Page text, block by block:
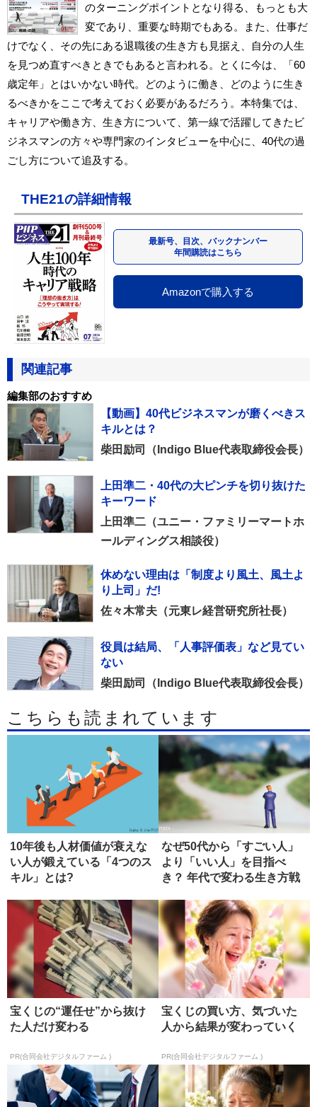
のターニングポイントとなり得る、もっとも大
変であり、重要な時期でもある。また、仕事だ
けでなく、その先にある退職後の生き方も見据え、自分の人生
を見つめ直すべきときでもあると言われる。とくに今は、「60
歳定年」とはいかない時代。どのように働き、どのように生き
るべきかをここで考えておく必要があるだろう。本特集では、
キャリアや働き方、生き方について、第一線で活躍してきたビ
ジネスマンの方々や専門家のインタビューを中心に、40代の過
ごし方について追及する。
THE21の詳細情報
最新号、目次、バックナンバー
年間購読はこちら
Amazonで購入する
関連記事
編集部のおすすめ
【動画】40代ビジネスマンが磨くべきス
キルとは？
柴田励司（Indigo Blue代表取締役会長）
上田準二・40代の大ピンチを切り抜けた
キーワード
上田準二（ユニー・ファミリーマートホ
ールディングス相談役）
休めない理由は「制度より風土、風土よ
り上司」だ!
佐々木常夫（元東レ経営研究所社長）
役員は結局、「人事評価表」など見てい
ない
柴田励司（Indigo Blue代表取締役会長）
こちらも読まれています
10年後も人材価値が衰えな
い人が鍛えている「4つのス
キル」とは?
なぜ50代から「すごい人」
より「いい人」を目指べ
き？ 年代で変わる生き方戦
宝くじの“運任せ”から抜け
た人だけ変わる
PR(合同会社デジタルファーム )
宝くじの買い方、気づいた
人から結果が変わっていく
PR(合同会社デジタルファーム )